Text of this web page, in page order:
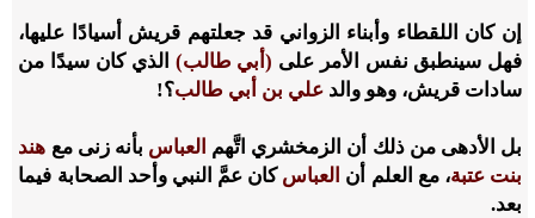
إن كان اللقطاء وأبناء الزواني قد جعلتهم قريش أسيادًا عليها،
فهل سينطبق نفس الأمر على (أبي طالب) الذي كان سيدًا من
سادات قريش، وهو والد علي بن أبي طالب؟!
بل الأدهى من ذلك أن الزمخشري اتَّهم العباس بأنه زنى مع هند
بنت عتبة، مع العلم أن العباسكان عمَّ النبي وأحد الصحابة فيما
بعد.